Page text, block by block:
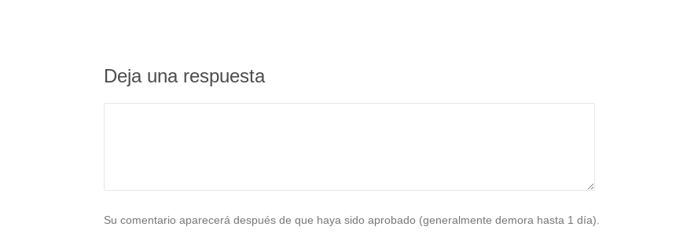
Deja una respuesta
Su comentario aparecerá después de que haya sido aprobado (generalmente demora hasta 1 día).